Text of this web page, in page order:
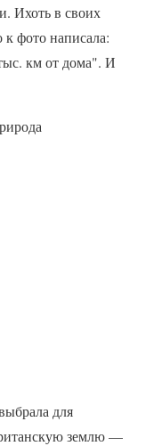
Ихоть в своих
к фото написала:
км от дома". И
для
землю —